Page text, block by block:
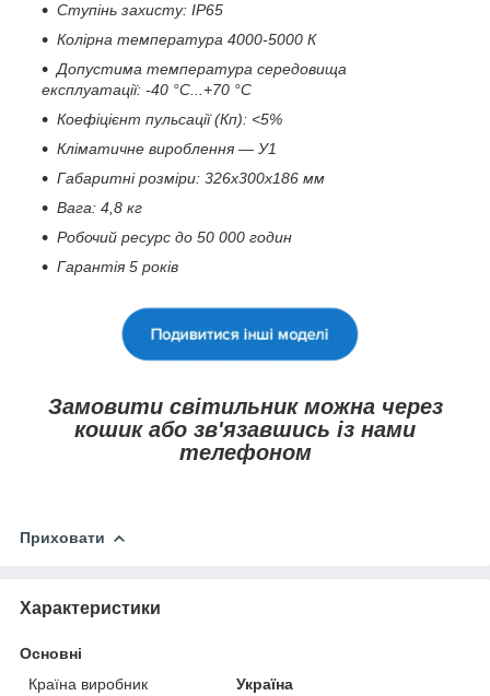
Ступінь захисту: IP65
Колірна температура 4000-5000 К
Допустима температура середовища
експлуатації: -40 °C...+70 °C
Коефіцієнт пульсації (Кп): <5%
Кліматичне вироблення — У1
Габаритні розміри: 326х300х186 мм
Вага: 4,8 кг
Робочий ресурс до 50 000 годин
Гарантія 5 років
Замовити світильник можна через
кошик або зв'язавшись із нами
телефоном
Приховати
Характеристики
Основні
Країна виробник
Україна